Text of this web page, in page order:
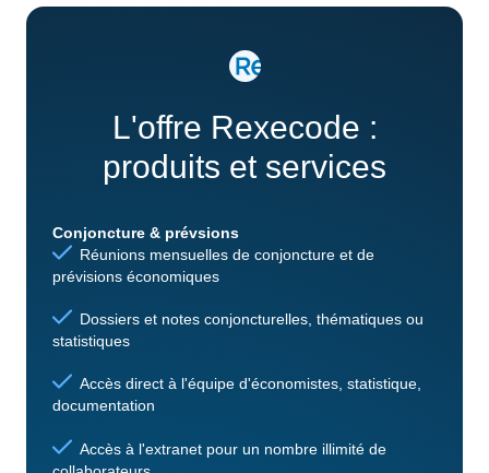
L'offre Rexecode :
produits et services
Conjoncture & prévsions
Réunions mensuelles de conjoncture et de
prévisions économiques
Dossiers et notes conjoncturelles, thématiques ou
statistiques
Accès direct à l'équipe d'économistes, statistique,
documentation
Accès à l'extranet pour un nombre illimité de